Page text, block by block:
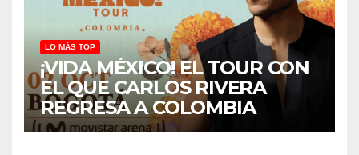
LO MÁS TOP
¡VIDA MÉXICO! EL TOUR CON
EL QUE CARLOS RIVERA
REGRESA A COLOMBIA